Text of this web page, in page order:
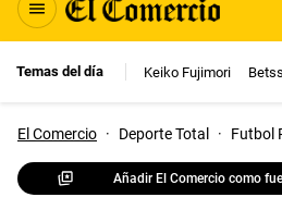
Temas del día Keiko Fujimori
El Comercio · Deporte Total · Futbol
Añadir El Comercio como